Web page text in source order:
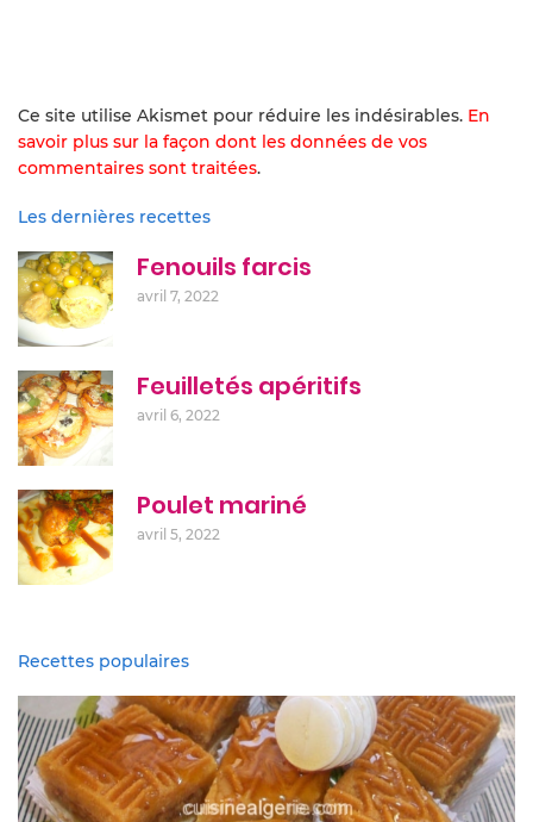
Ce site utilise Akismet pour réduire les indésirables. En
savoir plus sur la façon dont les données de vos
commentaires sont traitées.
Les dernières recettes
Fenouils farcis
avril 7, 2022
Feuilletés apéritifs
avril 6, 2022
Poulet mariné
avril 5, 2022
Recettes populaires